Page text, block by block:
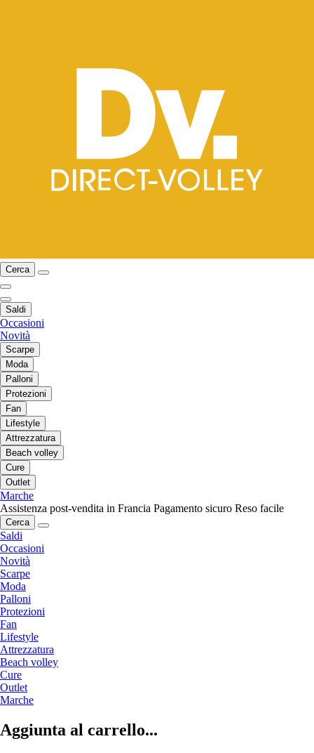
Cerca
Saldi
Occasioni
Novità
Scarpe
Moda
Palloni
Protezioni
Fan
Lifestyle
Attrezzatura
Beach volley
Cure
Outlet
Marche
Assistenza post-vendita in Francia Pagamento sicuro Reso facile
Cerca
Saldi
Occasioni
Novità
Scarpe
Moda
Palloni
Protezioni
Fan
Lifestyle
Attrezzatura
Beach volley
Cure
Outlet
Marche
Aggiunta al carrello...